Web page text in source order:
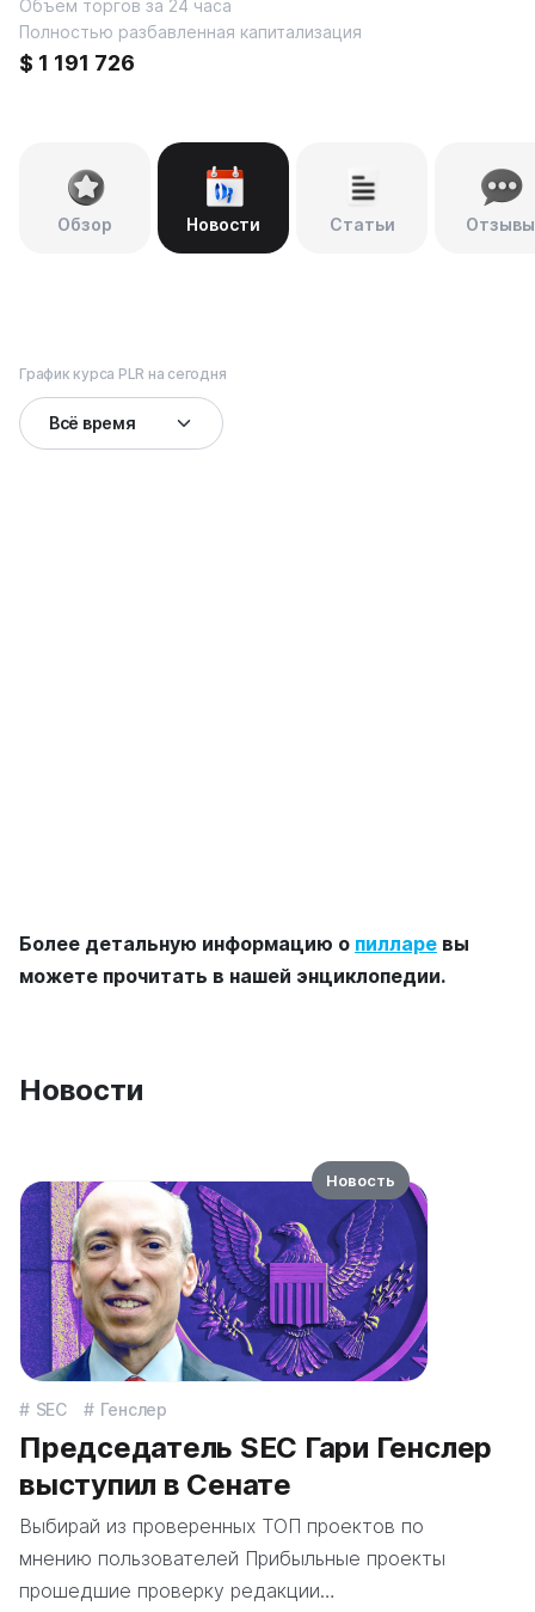
Объем торгов за 24 часа
Полностью разбавленная капитализация
$ 1 191 726
Обзор Новости Статьи Отзывы
График курса PLR на сегодня
Более детальную информацию о пилларе вы
можете прочитать в нашей энциклопедии.
Новости
SEC Генслер
Председатель SEC Гари Генслер
выступил в Сенате
Выбирай из проверенных ТОП проектов по
мнению пользователей Прибыльные проекты
прошедшие проверку редакции…
Новость